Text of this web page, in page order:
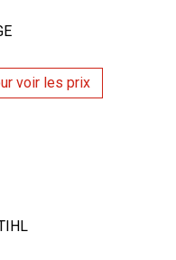
voir les prix